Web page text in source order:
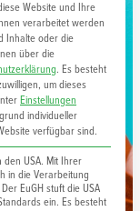
Website und Ihre
verarbeitet werden
Inhalte oder die
über die
. Es besteht
um dieses
Einstellungen
individueller
verfügbar sind.
USA. Mit Ihrer
in die Verarbeitung
EuGH stuft die USA
ein. Es besteht